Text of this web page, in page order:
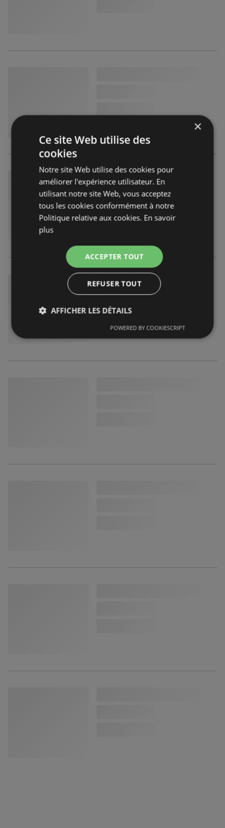
×
Ce site Web utilise des
cookies
Notre site Web utilise des cookies pour
améliorer l'expérience utilisateur. En
utilisant notre site Web, vous acceptez
tous les cookies conformément à notre
Politique relative aux cookies. En savoir
plus
ACCEPTER TOUT
REFUSER TOUT
AFFICHER LES DÉTAILS
POWERED BY COOKIESCRIPT